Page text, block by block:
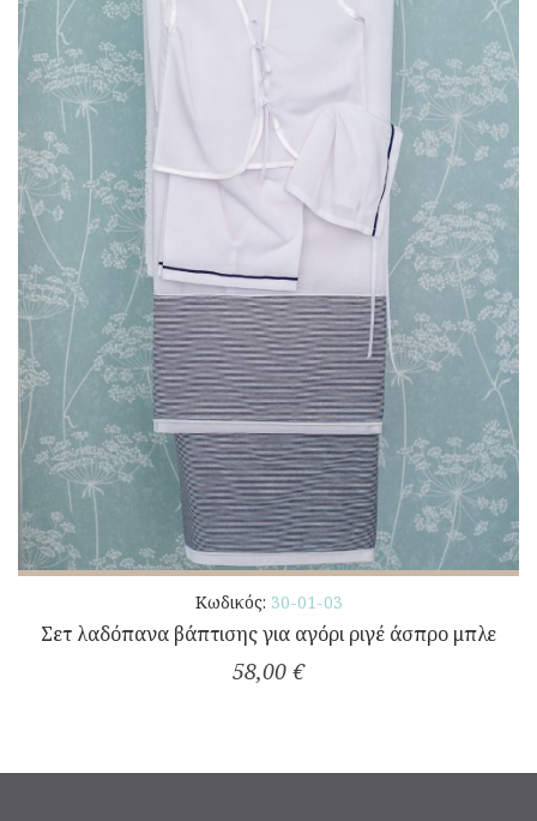
Κωδικός: 30-01-03
Σετ λαδόπανα βάπτισης για αγόρι ριγέ άσπρο μπλε
58,00 €